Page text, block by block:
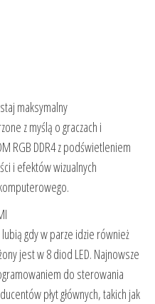
maksymalny
z myślą o graczach i
RGB DDR4 z podświetleniem
i efektów wizualnych
gdy w parze idzie również
jest w 8 diod LED. Najnowsze
do sterowania
płyt głównych, takich jak